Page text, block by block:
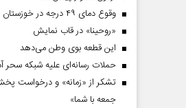
وقوع دمای ۴۹ درجه در خوزستان
«روحینا» در قاب نمایش
این قطعه بوی وطن می‌دهد
حملات رسانه‌ای علیه شبکه سحر
تشکر از «زمانه» و درخواست
جمعه با شما»